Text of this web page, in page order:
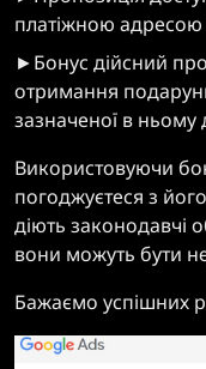
платіжною адресою
►Бонус дійсний
отримання
зазначеної в ньому
Використовуючи
погоджуєтеся з
діють законодавчі
вони можуть бути
Бажаємо успішних